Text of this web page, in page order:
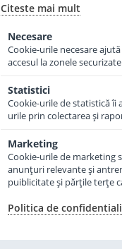
Lapte praf
Citeste mai mult
Necesare
Cookie-urile necesare
accesul la zonele
Statistici
Cookie-urile de statistică îi
urile prin colectarea şi
Marketing
Cookie-urile de marketing
anunţuri relevante şi
puiblicitate şi părţile terţe
Politica de